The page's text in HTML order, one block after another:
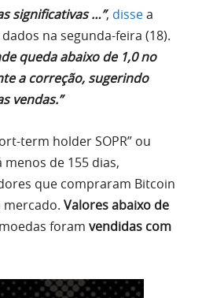
significativas …”, dissea
na segunda-feira (18).
queda abaixo de 1,0 no
a correção, sugerindo
vendas.”
term holder SOPR” ou
de 155 dias,
que compraram Bitcoin
Valores abaixo de
foram vendidas com